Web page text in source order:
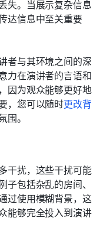
失。当展示复杂信息
达信息中至关重要
者与其环境之间的深
力在演讲者的言语和
因为观众能够更好地
，您可以随时更改背
。
干扰，这些干扰可能
包括杂乱的房间、
过使用模糊背景，这
能够完全投入到演讲